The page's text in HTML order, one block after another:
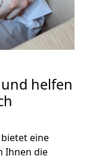
helfen
bietet eine
Ihnen die